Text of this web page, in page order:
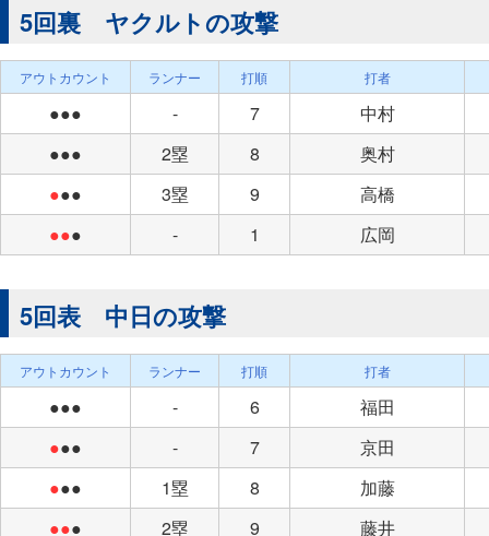
5回裏 ヤクルトの攻撃
アウトカウント ランナー 打順 打者
●●● - 7
中村
●●●
2塁 8
奥村
●●● 3塁 9
高橋
●●● - 1 広岡
5回表 中日の攻撃
アウトカウント ランナー 打順 打者
●●● - 6
福田
●●● - 7
京田
●●● 1塁 8
加藤
●●● 2塁 9 藤井